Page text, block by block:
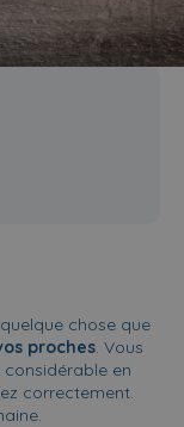
chose que
proches. Vous
en
correctement.